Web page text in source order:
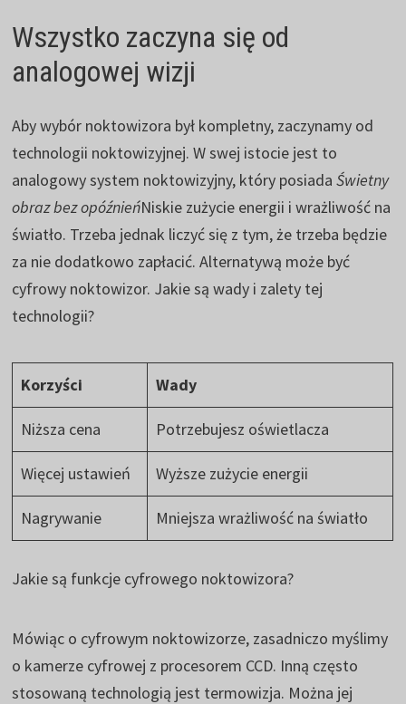
Wszystko zaczyna się od
analogowej wizji
Aby wybór noktowizora był kompletny, zaczynamy od
technologii noktowizyjnej. W swej istocie jest to
analogowy system noktowizyjny, który posiadaŚwietny
obraz bez opóźnieńNiskie zużycie energii i wrażliwość na
światło. Trzeba jednak liczyć się z tym, że trzeba będzie
za nie dodatkowo zapłacić. Alternatywą może być
cyfrowy noktowizor. Jakie są wady i zalety tej
technologii?
Korzyści Wady
Niższa cena Potrzebujesz oświetlacza
Więcej ustawień Wyższe zużycie energii
Nagrywanie Mniejsza wrażliwość na światło
Jakie są funkcje cyfrowego noktowizora?
Mówiąc o cyfrowym noktowizorze, zasadniczo myślimy
o kamerze cyfrowej z procesorem CCD. Inną często
stosowaną technologią jest termowizja. Można jej